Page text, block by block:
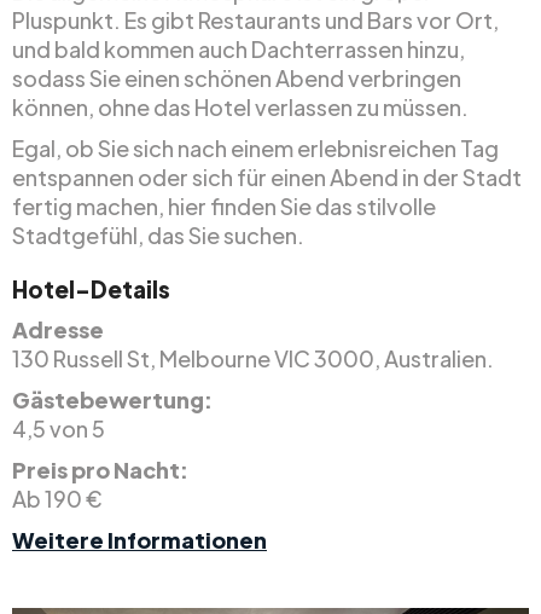
Pluspunkt. Es gibt Restaurants und Bars vor Ort,
und bald kommen auch Dachterrassen hinzu,
sodass Sie einen schönen Abend verbringen
können, ohne das Hotel verlassen zu müssen.
Egal, ob Sie sich nach einem erlebnisreichen Tag
entspannen oder sich für einen Abend in der Stadt
fertig machen, hier finden Sie das stilvolle
Stadtgefühl, das Sie suchen.
Hotel-Details
Adresse
130 Russell St, Melbourne VIC 3000, Australien.
Gästebewertung:
4,5 von 5
Preis pro Nacht:
Ab 190 €
Weitere Informationen